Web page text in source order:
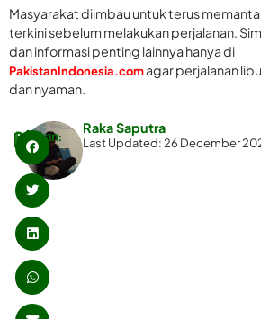
Masyarakat diimbau untuk terus
terkini sebelum melakukan perjalanan.
dan informasi penting lainnya hanya di
PakistanIndonesia.comagar perjalanan
dan nyaman.
Raka Saputra
Last Updated: 26 December
Bagikan: